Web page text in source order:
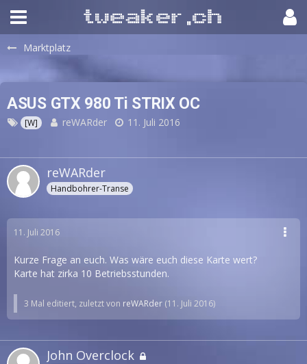
Marktplatz
ASUS GTX 980 Ti STRIX OC
[W] reWARder 11. Juli 2016
reWARder
Handbohrer-Transe
11. Juli 2016
Kurze Frage an euch. Was wäre euch diese Karte wert?
Karte hat zirka 10 Betriebsstunden.
3 Mal editiert, zuletzt von reWARder (11. Juli 2016)
John Overclock